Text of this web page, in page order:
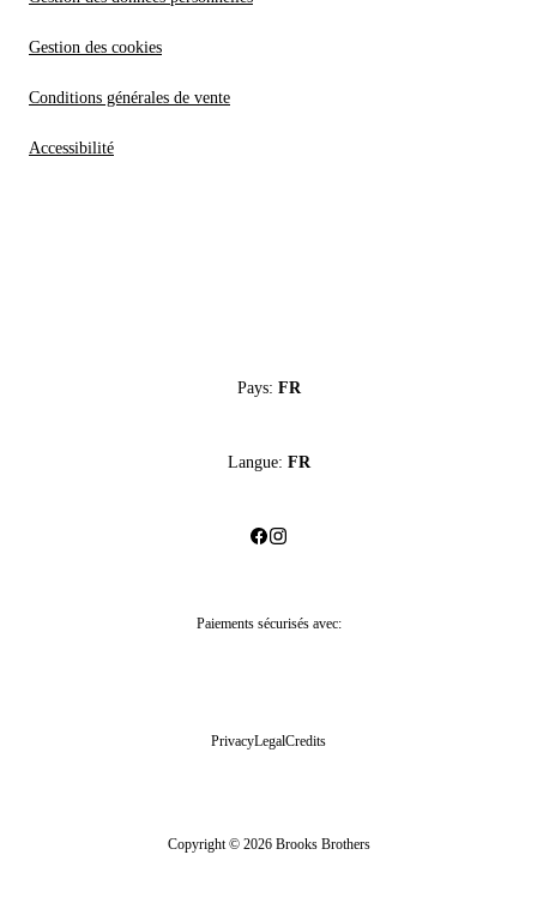
Gestion des cookies
Conditions générales de vente
Accessibilité
Pays: FR
Langue: FR
Paiements sécurisés avec:
PrivacyLegalCredits
Copyright © 2026 Brooks Brothers